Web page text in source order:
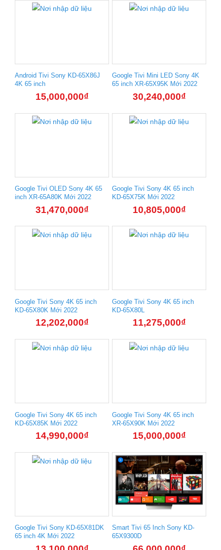
Android Tivi Sony KD-65X86J
4K 65 inch
15,000,000₫
Google Tivi Mini LED Sony 4K
65 inch XR-65X95K Mới 2022
30,240,000₫
Google Tivi OLED Sony 4K 65
inch XR-65A80K Mới 2022
31,470,000₫
Google Tivi Sony 4K 65 inch
KD-65X75K Mới 2022
10,805,000₫
Google Tivi Sony 4K 65 inch
KD-65X80K Mới 2022
12,202,000₫
Google Tivi Sony 4K 65 inch
KD-65X80L
11,275,000₫
Google Tivi Sony 4K 65 inch
KD-65X85K Mới 2022
14,990,000₫
Google Tivi Sony 4K 65 inch
XR-65X90K Mới 2022
15,000,000₫
Google Tivi Sony KD-65X81DK
65 inch 4K Mới 2022
Smart Tivi 65 Inch Sony KD-
65X9300D